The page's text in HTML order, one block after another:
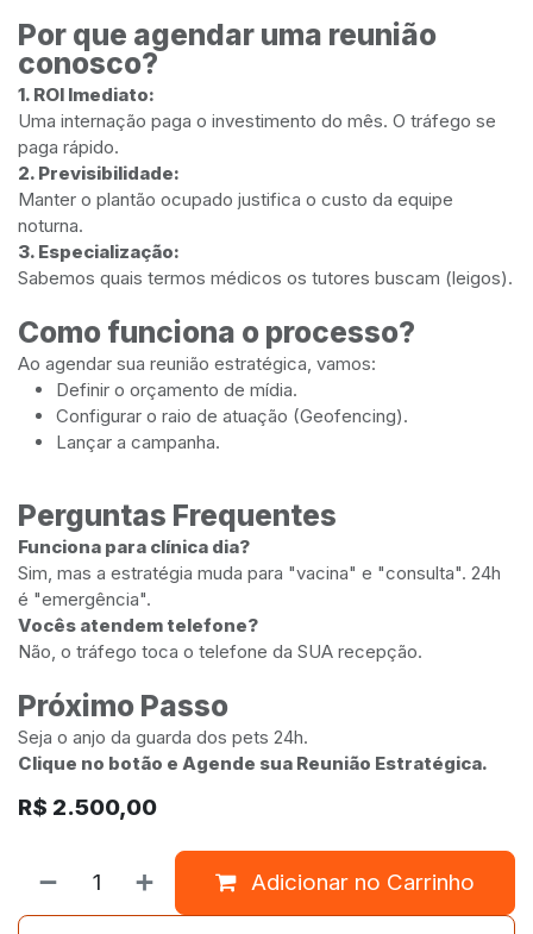
Por que agendar uma reunião
conosco?
1. ROI Imediato:
Uma internação paga o investimento do mês. O tráfego se
paga rápido.
2. Previsibilidade:
Manter o plantão ocupado justifica o custo da equipe
noturna.
3. Especialização:
Sabemos quais termos médicos os tutores buscam (leigos).
Como funciona o processo?
Ao agendar sua reunião estratégica, vamos:
Definir o orçamento de mídia.
Configurar o raio de atuação (Geofencing).
Lançar a campanha.
Perguntas Frequentes
Funciona para clínica dia?
Sim, mas a estratégia muda para "vacina" e "consulta". 24h
é "emergência".
Vocês atendem telefone?
Não, o tráfego toca o telefone da SUA recepção.
Próximo Passo
Seja o anjo da guarda dos pets 24h.
Clique no botão e Agende sua Reunião Estratégica.
R$ 2.500,00
Adicionar no Carrinho